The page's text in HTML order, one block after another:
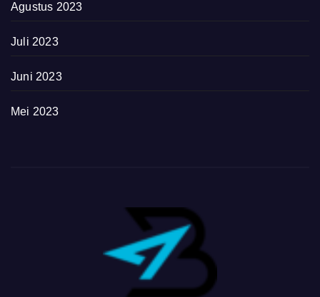
Agustus 2023
Juli 2023
Juni 2023
Mei 2023